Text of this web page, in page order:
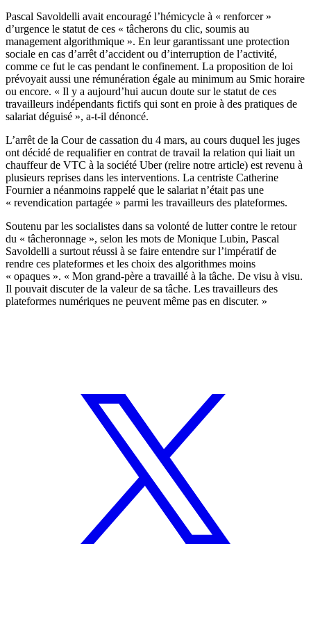
Pascal Savoldelli avait encouragé l’hémicycle à « renforcer »
d’urgence le statut de ces « tâcherons du clic, soumis au
management algorithmique ». En leur garantissant une protection
sociale en cas d’arrêt d’accident ou d’interruption de l’activité,
comme ce fut le cas pendant le confinement. La proposition de loi
prévoyait aussi une rémunération égale au minimum au Smic horaire
ou encore. « Il y a aujourd’hui aucun doute sur le statut de ces
travailleurs indépendants fictifs qui sont en proie à des pratiques de
salariat déguisé », a-t-il dénoncé.
L’arrêt de la Cour de cassation du 4 mars, au cours duquel les juges
ont décidé de requalifier en contrat de travail la relation qui liait un
chauffeur de VTC à la société Uber (relire notre article) est revenu à
plusieurs reprises dans les interventions. La centriste Catherine
Fournier a néanmoins rappelé que le salariat n’était pas une
« revendication partagée » parmi les travailleurs des plateformes.
Soutenu par les socialistes dans sa volonté de lutter contre le retour
du « tâcheronnage », selon les mots de Monique Lubin, Pascal
Savoldelli a surtout réussi à se faire entendre sur l’impératif de
rendre ces plateformes et les choix des algorithmes moins
« opaques ». « Mon grand-père a travaillé à la tâche. De visu à visu.
Il pouvait discuter de la valeur de sa tâche. Les travailleurs des
plateformes numériques ne peuvent même pas en discuter. »